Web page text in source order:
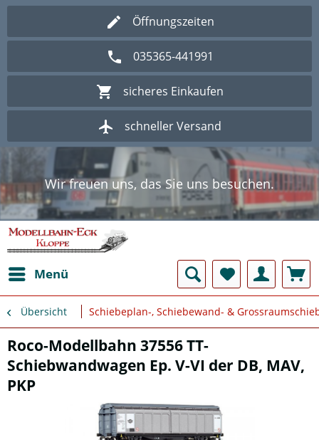
Öffnungszeiten
035365-441991
sicheres Einkaufen
schneller Versand
Wir freuen uns, das Sie uns besuchen.
Herzlich Willkommen im Onlineshop
Modellbahn - Eck Kloppe.
Wir freuen uns, das Sie uns besuchen.
Herzlich Willkommen im Onlineshop
Modellbahn - Eck Kloppe.
Menü
Übersicht Schiebeplan-, Schiebewand- &
Roco-Modellbahn 37556 TT-
Schiebwandwagen Ep. V-VI der DB, MAV,
PKP